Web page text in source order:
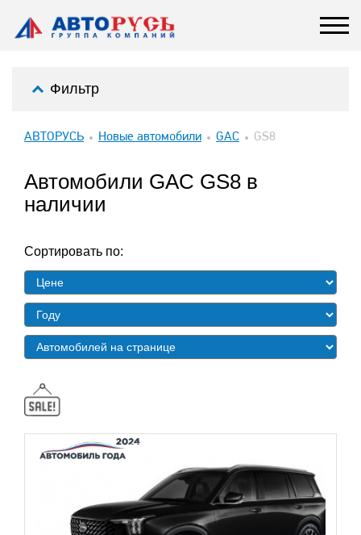
Фильтр
АВТОРУСЬ Новые автомобили GAC GS8
Автомобили GAC GS8 в
наличии
Сортировать по: